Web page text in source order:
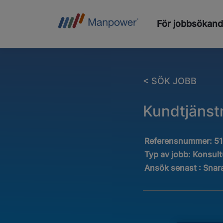
För
< SÖK JOBB
Referensnummer:
Typ av jobb:
Ansök senast :